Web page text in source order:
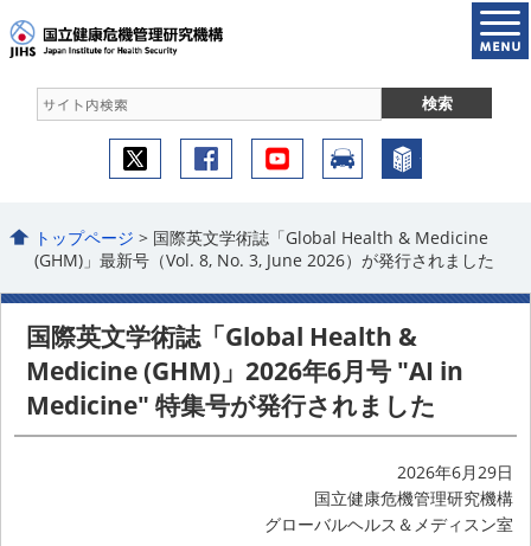
トップページ > 国際英文学術誌「Global Health & Medicine
(GHM)」最新号（Vol. 8, No. 3, June 2026）が発行されました
国際英文学術誌「Global Health &
Medicine (GHM)」2026年6月号 "AI in
Medicine" 特集号が発行されました
2026年6月29日
国立健康危機管理研究機構
グローバルヘルス＆メディスン室